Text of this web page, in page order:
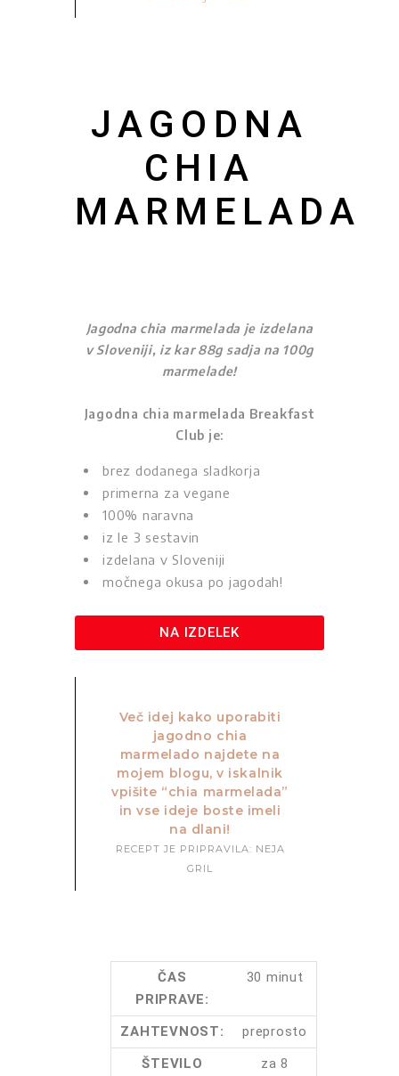
JAGODNA
CHIA
MARMELADA
Jagodna chia marmelada je izdelana
v Sloveniji, iz kar 88g sadja na 100g
marmelade!
Jagodna chia marmelada Breakfast
Club je:
brez dodanega sladkorja
primerna za vegane
100% naravna
iz le 3 sestavin
izdelana v Sloveniji
močnega okusa po jagodah!
NA IZDELEK
Več idej kako uporabiti
jagodno chia
marmelado najdete na
mojem blogu, v iskalnik
vpišite “chia marmelada”
in vse ideje boste imeli
na dlani!
RECEPT JE PRIPRAVILA: NEJA
GRIL
ČAS
PRIPRAVE:
30 minut
ZAHTEVNOST:
preprosto
ŠTEVILO
za 8